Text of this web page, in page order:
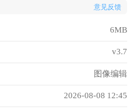
意见反馈
6MB
v3.7
图像编辑
2026-08-08 12:45